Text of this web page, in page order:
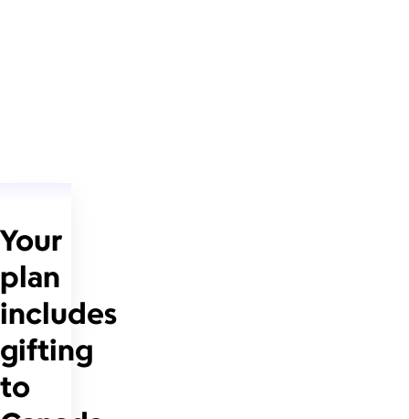
Your
plan
includes
gifting
to